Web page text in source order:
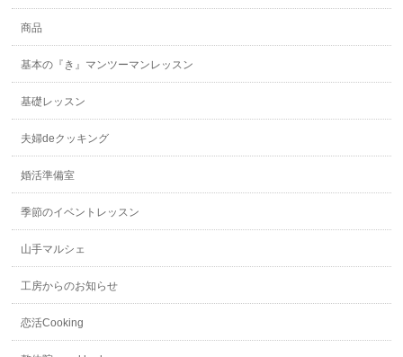
商品
基本の『き』マンツーマンレッスン
基礎レッスン
夫婦deクッキング
婚活準備室
季節のイベントレッスン
山手マルシェ
工房からのお知らせ
恋活Cooking